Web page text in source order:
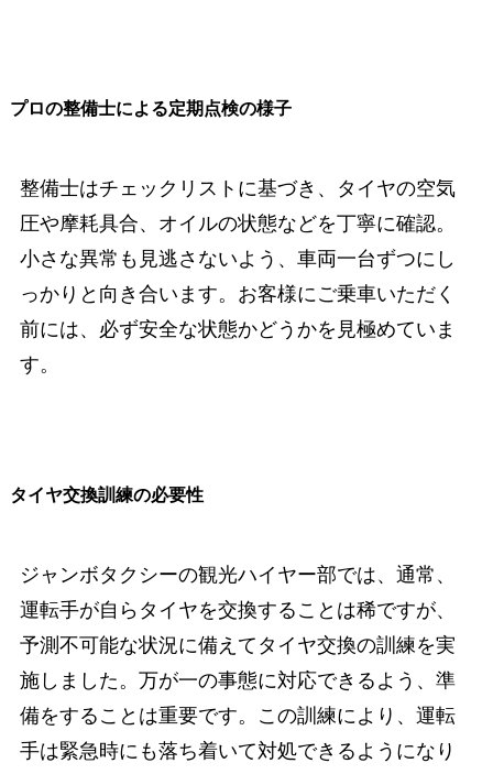
プロの整備士による定期点検の様子
整備士はチェックリストに基づき、タイヤの空気
圧や摩耗具合、オイルの状態などを丁寧に確認。
小さな異常も見逃さないよう、車両一台ずつにし
っかりと向き合います。お客様にご乗車いただく
前には、必ず安全な状態かどうかを見極めていま
す。
タイヤ交換訓練の必要性
ジャンボタクシーの観光ハイヤー部では、通常、
運転手が自らタイヤを交換することは稀ですが、
予測不可能な状況に備えてタイヤ交換の訓練を実
施しました。万が一の事態に対応できるよう、準
備をすることは重要です。この訓練により、運転
手は緊急時にも落ち着いて対処できるようになり